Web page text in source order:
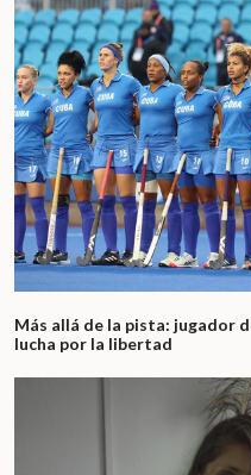
Más allá de la pista: jugador
lucha por la libertad